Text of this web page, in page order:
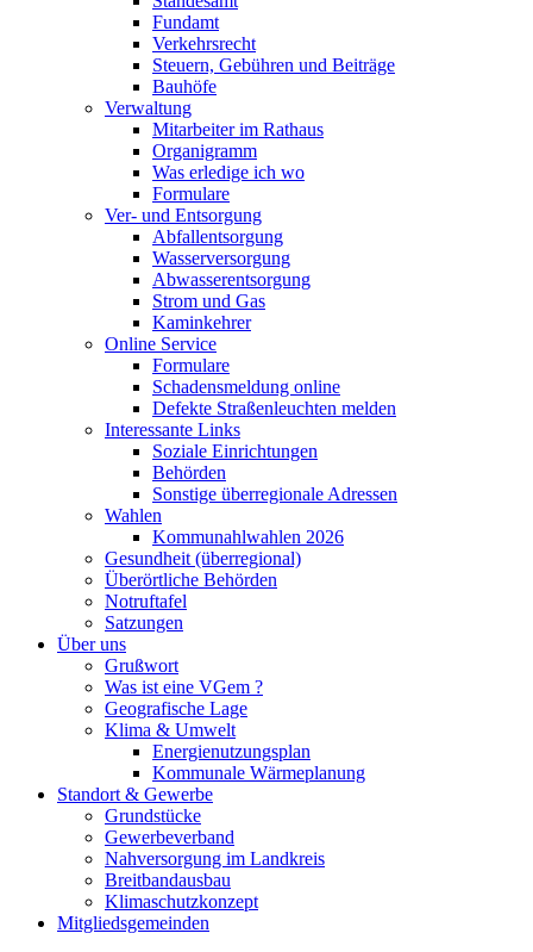
Fundamt
Verkehrsrecht
Steuern, Gebühren und Beiträge
Bauhöfe
Verwaltung
Mitarbeiter im Rathaus
Organigramm
Was erledige ich wo
Formulare
Ver- und Entsorgung
Abfallentsorgung
Wasserversorgung
Abwasserentsorgung
Strom und Gas
Kaminkehrer
Online Service
Formulare
Schadensmeldung online
Defekte Straßenleuchten melden
Interessante Links
Soziale Einrichtungen
Behörden
Sonstige überregionale Adressen
Wahlen
Kommunahlwahlen 2026
Gesundheit (überregional)
Überörtliche Behörden
Notruftafel
Satzungen
Über uns
Grußwort
Was ist eine VGem ?
Geografische Lage
Klima & Umwelt
Energienutzungsplan
Kommunale Wärmeplanung
Standort & Gewerbe
Grundstücke
Gewerbeverband
Nahversorgung im Landkreis
Breitbandausbau
Klimaschutzkonzept
Mitgliedsgemeinden